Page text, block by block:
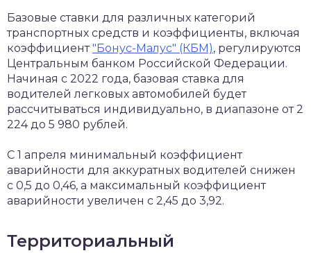
Базовые ставки для различных категорий
транспортных средств и коэффициенты, включая
коэффициент"Бонус-Малус" (КБМ), регулируются
Центральным банком Российской Федерации.
Начиная с 2022 года, базовая ставка для
водителей легковых автомобилей будет
рассчитываться индивидуально, в диапазоне от 2
224 до 5 980 рублей.
С 1 апреля минимальный коэффициент
аварийности для аккуратных водителей снижен
с 0,5 до 0,46, а максимальный коэффициент
аварийности увеличен с 2,45 до 3,92.
Территориальный